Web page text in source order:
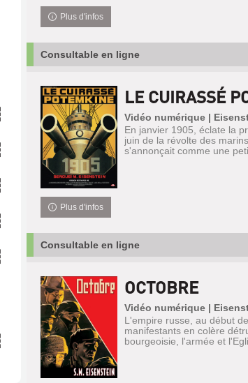
Plus d'infos
Consultable en ligne
LE CUIRASSÉ
Vidéo numérique |
En janvier 1905, éclate la
juin de la révolte des
s'annonçait comme une
Plus d'infos
Consultable en ligne
OCTOBRE
Vidéo numérique |
L'empire russe, au début
manifestants en colère
bourgeoisie, l'armée et